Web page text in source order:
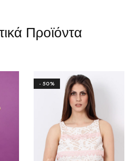
Προϊόντα
- 50%